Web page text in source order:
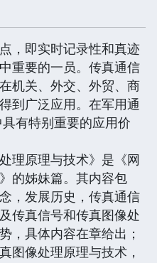
，即实时记录性和真迹
重要的一员。传真通信
机关、外交、外贸、商
到广泛应用。在军用通
有特别重要的应用价
理原理与技术》是《网
的姊妹篇。其内容包
，发展历史，传真通信
传真信号和传真图像处
，具体内容在章给出；
图像处理原理与技术，